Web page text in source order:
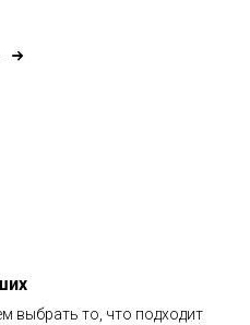
выбрать то, что подходит